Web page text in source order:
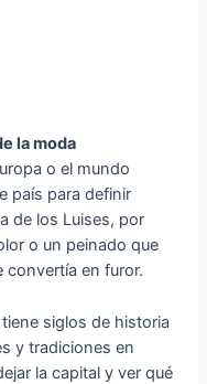
la moda
o el mundo
país para definir
de los Luises, por
o un peinado que
convertía en furor.
siglos de historia
y tradiciones en
la capital y ver qué